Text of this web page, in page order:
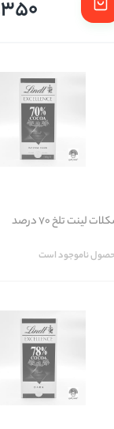
لینت تلخ 70 درصد
ناموجود است